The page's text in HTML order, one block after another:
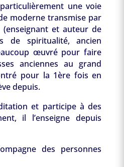
une voie
moderne transmise par
(enseignant et auteur de
de spiritualité, ancien
œuvré pour faire
anciennes au grand
pour la 1ère fois en
depuis.
et participe à des
il l’enseigne depuis
des personnes